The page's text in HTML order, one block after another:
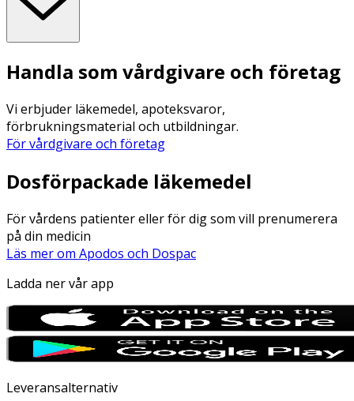
Handla som vårdgivare och företag
Vi erbjuder läkemedel, apoteksvaror,
förbrukningsmaterial och utbildningar.
För vårdgivare och företag
Dosförpackade läkemedel
För vårdens patienter eller för dig som vill prenumerera
på din medicin
Läs mer om Apodos och Dospac
Ladda ner vår app
Leveransalternativ